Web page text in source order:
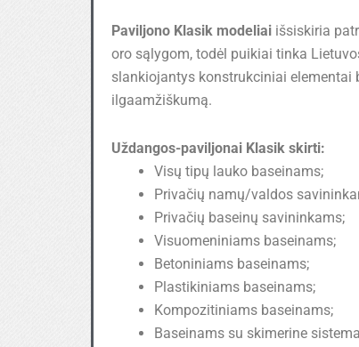
Paviljono Klasik modeliai išsiskiria
oro sąlygom, todėl puikiai tinka
slankiojantys konstrukciniai elementai
ilgaamžiškumą.
Uždangos-paviljonai Klasik skirti:
Visų tipų lauko baseinams;
Privačių namų/valdos
Privačių baseinų savininkams;
Visuomeniniams baseinams;
Betoniniams baseinams;
Plastikiniams baseinams;
Kompozitiniams baseinams;
Baseinams su skimerine